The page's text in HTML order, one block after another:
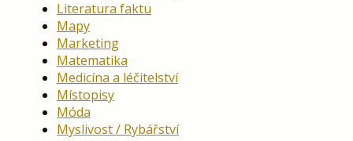
Literatura faktu
Mapy
Marketing
Matematika
Medicína a léčitelství
Místopisy
Móda
Myslivost / Rybářství